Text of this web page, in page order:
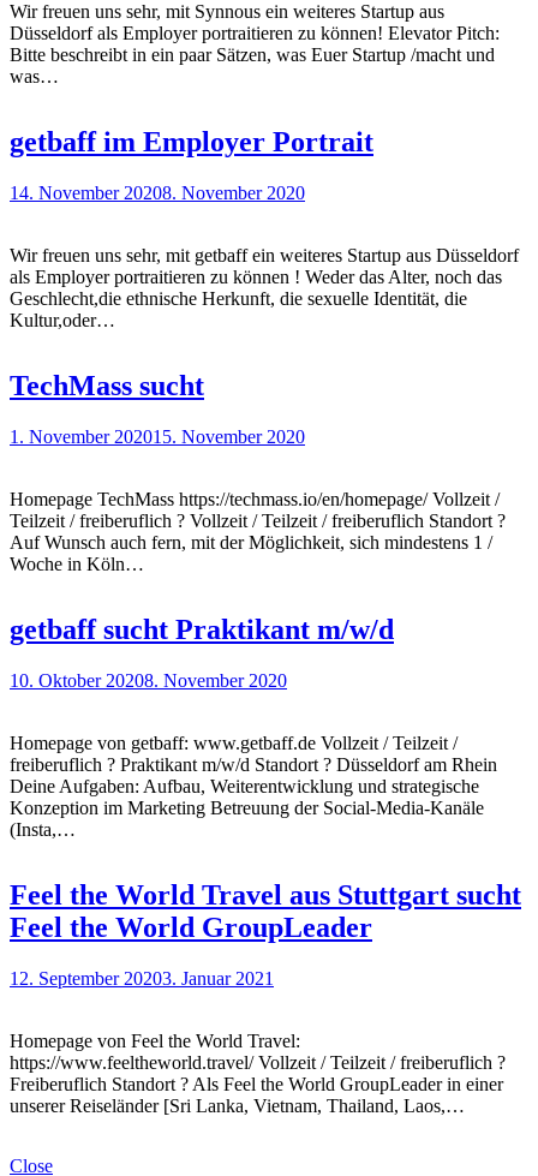
Wir freuen uns sehr, mit Synnous ein weiteres Startup aus
Düsseldorf als Employer portraitieren zu können! Elevator Pitch:
Bitte beschreibt in ein paar Sätzen, was Euer Startup /macht und
was…
getbaff im Employer Portrait
14. November 20208. November 2020
Wir freuen uns sehr, mit getbaff ein weiteres Startup aus Düsseldorf
als Employer portraitieren zu können ! Weder das Alter, noch das
Geschlecht,die ethnische Herkunft, die sexuelle Identität, die
Kultur,oder…
TechMass sucht
1. November 202015. November 2020
Homepage TechMass https://techmass.io/en/homepage/ Vollzeit /
Teilzeit / freiberuflich ? Vollzeit / Teilzeit / freiberuflich Standort ?
Auf Wunsch auch fern, mit der Möglichkeit, sich mindestens 1 /
Woche in Köln…
getbaff sucht Praktikant m/w/d
10. Oktober 20208. November 2020
Homepage von getbaff: www.getbaff.de Vollzeit / Teilzeit /
freiberuflich ? Praktikant m/w/d Standort ? Düsseldorf am Rhein
Deine Aufgaben: Aufbau, Weiterentwicklung und strategische
Konzeption im Marketing Betreuung der Social-Media-Kanäle
(Insta,…
Feel the World Travel aus Stuttgart sucht
Feel the World GroupLeader
12. September 20203. Januar 2021
Homepage von Feel the World Travel:
https://www.feeltheworld.travel/ Vollzeit / Teilzeit / freiberuflich ?
Freiberuflich Standort ? Als Feel the World GroupLeader in einer
unserer Reiseländer [Sri Lanka, Vietnam, Thailand, Laos,…
Close